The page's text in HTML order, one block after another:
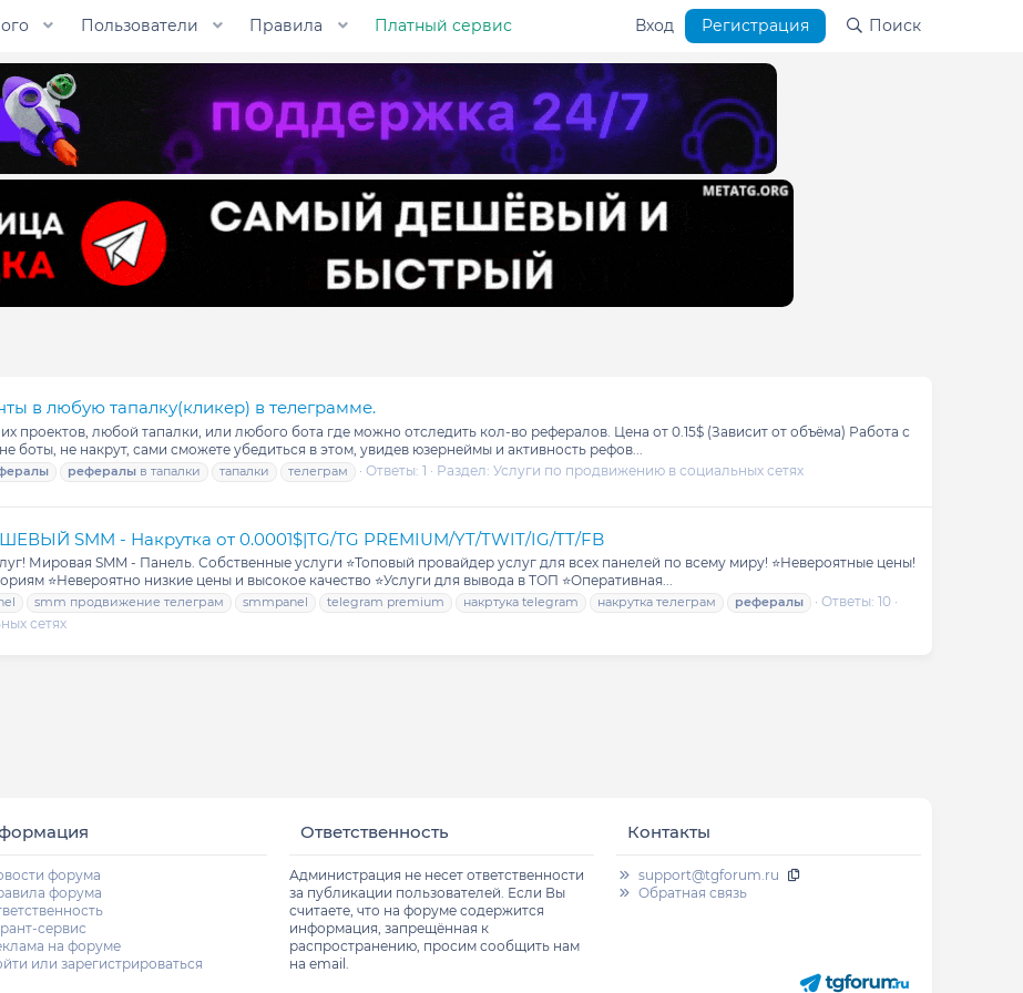
Пользователи Правила Платный сервис Вход Регистрация Поиск
в любую тапалку(кликер) в телеграмме.
проектов, любой тапалки, или любого бота где можно отследить кол-во рефералов. Цена от 0.15$ (Зависит от объёма) Работа с
боты, не накрут, сами сможете убедиться в этом, увидев юзернеймы и активность рефов...
рефералы в тапалки тапалки телеграм Ответы: 1 Раздел: Услуги по продвижению в социальных сетях
SMM - Накрутка от 0.0001$|TG/TG PREMIUM/YT/TWIT/IG/TT/FB
Мировая SMM - Панель. Собственные услуги ⭐️Топовый провайдер услуг для всех панелей по всему миру! ⭐️Невероятные цены!
⭐️Невероятно низкие цены и высокое качество ⭐️Услуги для вывода в ТОП ⭐️Оперативная...
smm продвижение телеграм smmpanel telegram premium накртука telegram накрутка телеграм рефералы
Ответы: 10
сетях
форума
форума
сервис
на форуме
или зарегистрироваться
Ответственность
Администрация не несет ответственности
за публикации пользователей. Если Вы
считаете, что на форуме содержится
информация, запрещённая к
распространению, просим сообщить нам
на email.
Контакты
support@tgforum.ru
Обратная связь